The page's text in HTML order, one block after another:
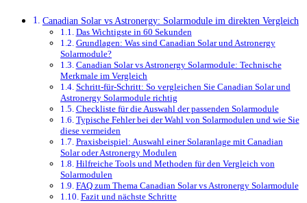
Canadian Solar vs Astronergy: Solarmodule im direkten Vergleich
Das Wichtigste in 60 Sekunden
Grundlagen: Was sind Canadian Solar und Astronergy
Solarmodule?
Canadian Solar vs Astronergy Solarmodule: Technische
Merkmale im Vergleich
Schritt-für-Schritt: So vergleichen Sie Canadian Solar und
Astronergy Solarmodule richtig
Checkliste für die Auswahl der passenden Solarmodule
Typische Fehler bei der Wahl von Solarmodulen und wie Sie
diese vermeiden
Praxisbeispiel: Auswahl einer Solaranlage mit Canadian
Solar oder Astronergy Modulen
Hilfreiche Tools und Methoden für den Vergleich von
Solarmodulen
FAQ zum Thema Canadian Solar vs Astronergy Solarmodule
Fazit und nächste Schritte